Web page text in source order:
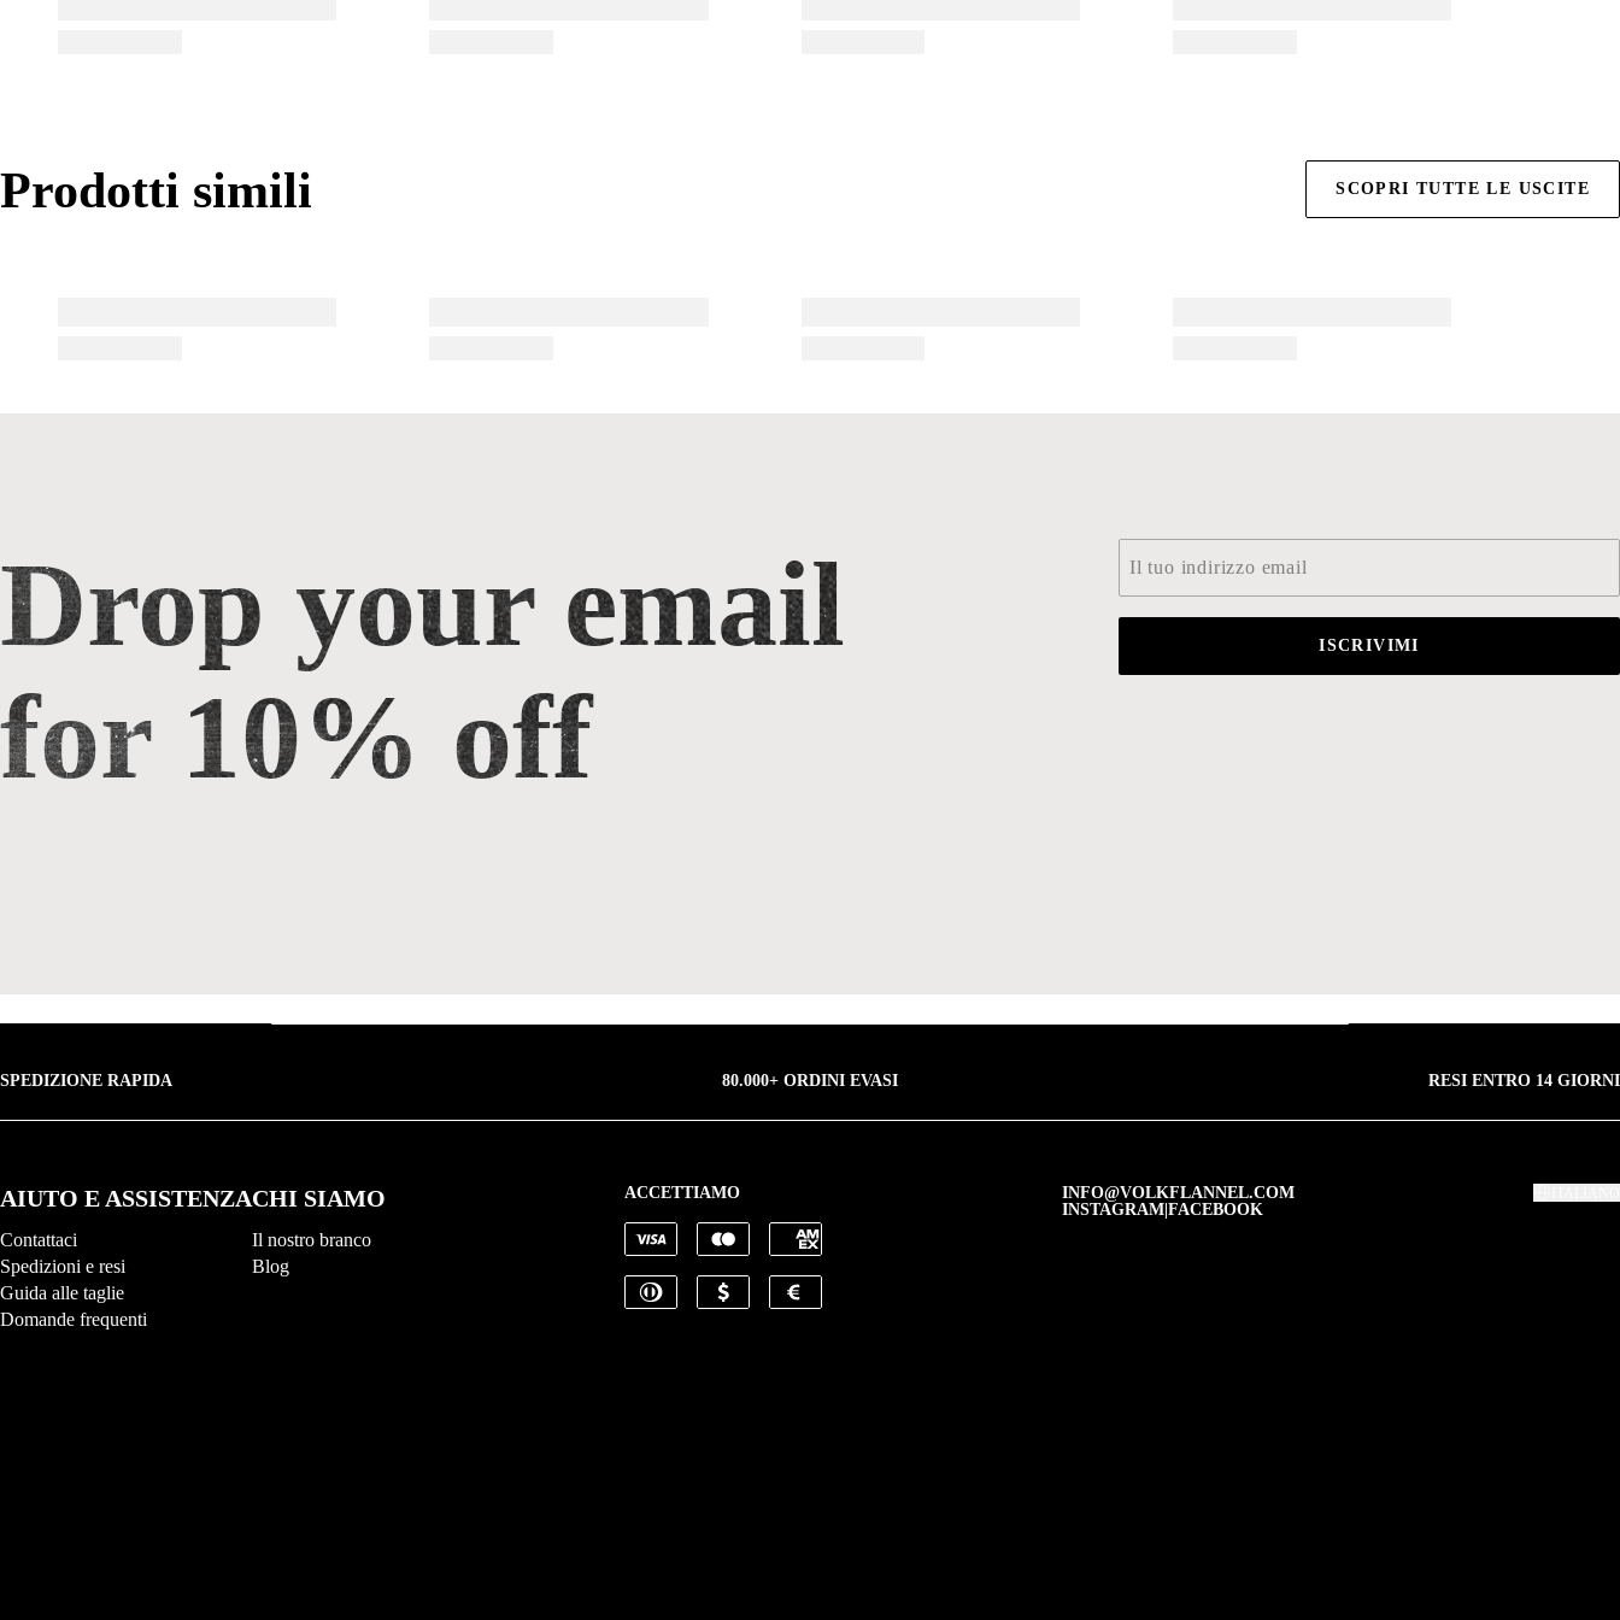
Prodotti simili
Prodotti simili SCOPRI TUTTE LE USCITE
Drop your email
for 10% off
ISCRIVIMI
SPEDIZIONE RAPIDA 80.000+ ORDINI EVASI RESI ENTRO 14 GIORNI
AIUTO E ASSISTENZA
Contattaci
Spedizioni e resi
Guida alle taglie
Domande frequenti
CHI SIAMO
Il nostro branco
Blog
ACCETTIAMO
INFO@VOLKFLANNEL.COM
INSTAGRAM| FACEBOOK